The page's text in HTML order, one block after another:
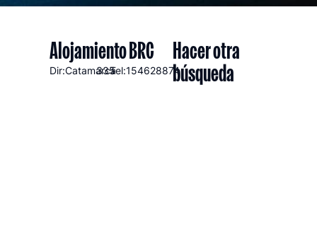
Alojamiento BRC
Dir:Catamarca
335Tel:154628874
Hacer otra
búsqueda